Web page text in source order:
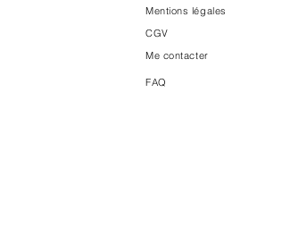
Mentions légales
CGV
Me contacter
FAQ